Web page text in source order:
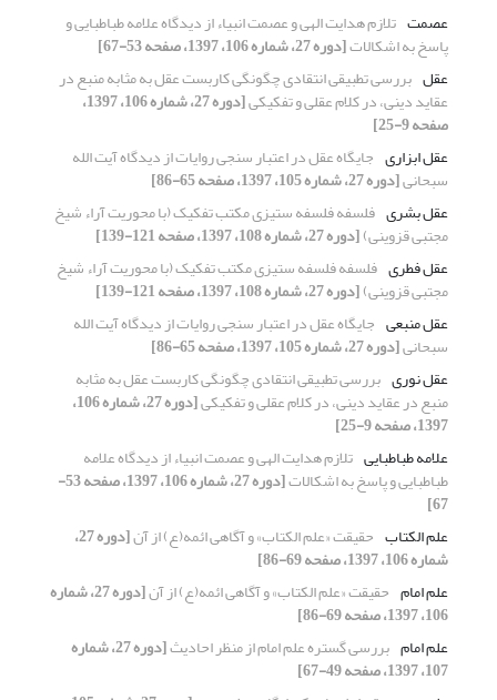
عصمت تلازم هدایت الهی و عصمت انبیاء از دیدگاه علامه طباطبایی و
پاسخ به اشکالات[دوره 27، شماره 106، 1397، صفحه 53-67]
عقل‌ بررسی تطبیقی انتقادی چگونگی کاربست عقل به مثابه منبع در
عقاید دینی، در کلام عقلی و تفکیکی [دوره 27، شماره 106، 1397،
صفحه 9-25]
عقل ابزاری جایگاه عقل در اعتبار سنجی روایات از دیدگاه آیت الله
سبحانی[دوره 27، شماره 105، 1397، صفحه 65-86]
عقل بشری فلسفه‌ فلسفه ستیزی مکتب تفکیک (با محوریت آراء شیخ
مجتبی قزوینی)[دوره 27، شماره 108، 1397، صفحه 121-139]
عقل فطری فلسفه‌ فلسفه ستیزی مکتب تفکیک (با محوریت آراء شیخ
مجتبی قزوینی)[دوره 27، شماره 108، 1397، صفحه 121-139]
عقل منبعی جایگاه عقل در اعتبار سنجی روایات از دیدگاه آیت الله
سبحانی[دوره 27، شماره 105، 1397، صفحه 65-86]
عقل نوری بررسی تطبیقی انتقادی چگونگی کاربست عقل به مثابه
منبع در عقاید دینی، در کلام عقلی و تفکیکی [دوره 27، شماره 106،
1397، صفحه 9-25]
علامه طباطبایی تلازم هدایت الهی و عصمت انبیاء از دیدگاه علامه
طباطبایی و پاسخ به اشکالات [دوره 27، شماره 106، 1397، صفحه 53-
67]
علم الکتاب حقیقت «علم الکتاب» و آگاهی ائمه(ع) از آن [دوره 27،
شماره 106، 1397، صفحه 69-86]
علم امام حقیقت «علم الکتاب» و آگاهی ائمه(ع) از آن [دوره 27، شماره
106، 1397، صفحه 69-86]
علم امام بررسی گستره علم امام از منظر احادیث [دوره 27، شماره
107، 1397، صفحه 49-67]